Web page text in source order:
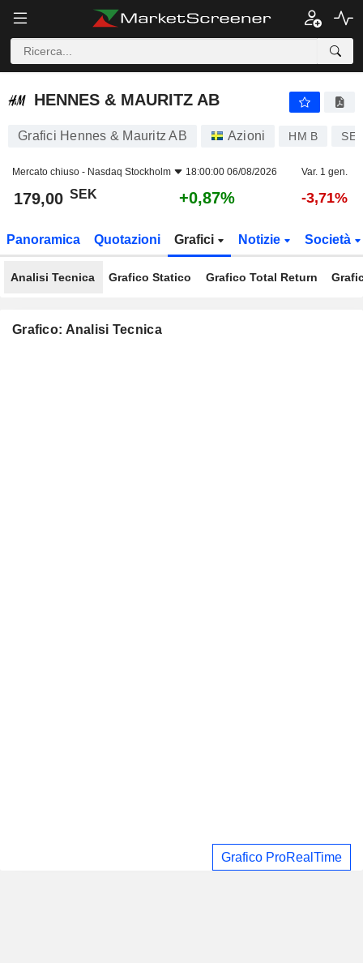
HENNES & MAURITZ AB
HENNES & MAURITZ AB
Grafici Hennes & Mauritz AB Azioni HM B
Mercato chiuso - Nasdaq Stockholm 18:00:00 06/08/2026 Var. 1 gen.
179,00 SEK +0,87% -3,71%
Panoramica Quotazioni Grafici Notizie Società
Analisi Tecnica Grafico Statico Grafico Total Return
Grafico: Analisi Tecnica
Grafico ProRealTime